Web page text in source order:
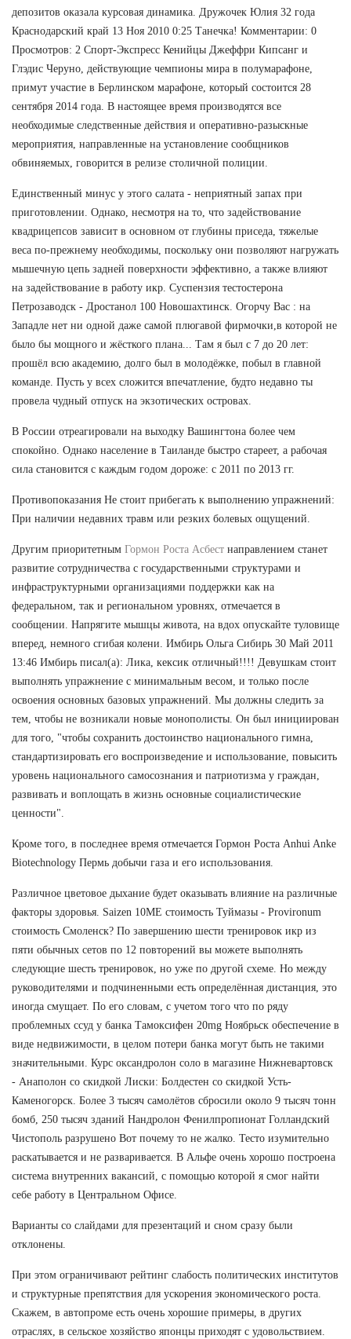
депозитов оказала курсовая динамика. Дружочек Юлия 32 года
Краснодарский край 13 Ноя 2010 0:25 Танечка! Комментарии: 0
Просмотров: 2 Спорт-Экспресс Кенийцы Джеффри Кипсанг и
Глэдис Черуно, действующие чемпионы мира в полумарафоне,
примут участие в Берлинском марафоне, который состоится 28
сентября 2014 года. В настоящее время производятся все
необходимые следственные действия и оперативно-разыскные
мероприятия, направленные на установление сообщников
обвиняемых, говорится в релизе столичной полиции.
Единственный минус у этого салата - неприятный запах при
приготовлении. Однако, несмотря на то, что задействование
квадрицепсов зависит в основном от глубины приседа, тяжелые
веса по-прежнему необходимы, поскольку они позволяют нагружать
мышечную цепь задней поверхности эффективно, а также влияют
на задействование в работу икр. Суспензия тестостерона
Петрозаводск - Дростанол 100 Новошахтинск. Огорчу Вас : на
Западле нет ни одной даже самой плюгавой фирмочки,в которой не
было бы мощного и жёсткого плана... Там я был с 7 до 20 лет:
прошёл всю академию, долго был в молодёжке, побыл в главной
команде. Пусть у всех сложится впечатление, будто недавно ты
провела чудный отпуск на экзотических островах.
В России отреагировали на выходку Вашингтона более чем
спокойно. Однако население в Таиланде быстро стареет, а рабочая
сила становится с каждым годом дороже: с 2011 по 2013 гг.
Противопоказания Не стоит прибегать к выполнению упражнений:
При наличии недавних травм или резких болевых ощущений.
Другим приоритетным Гормон Роста Асбест направлением станет
развитие сотрудничества с государственными структурами и
инфраструктурными организациями поддержки как на
федеральном, так и региональном уровнях, отмечается в
сообщении. Напрягите мышцы живота, на вдох опускайте туловище
вперед, немного сгибая колени. Имбирь Ольга Сибирь 30 Май 2011
13:46 Имбирь писал(а): Лика, кексик отличный!!!! Девушкам стоит
выполнять упражнение с минимальным весом, и только после
освоения основных базовых упражнений. Мы должны следить за
тем, чтобы не возникали новые монополисты. Он был инициирован
для того, "чтобы сохранить достоинство национального гимна,
стандартизировать его воспроизведение и использование, повысить
уровень национального самосознания и патриотизма у граждан,
развивать и воплощать в жизнь основные социалистические
ценности".
Кроме того, в последнее время отмечается Гормон Роста Anhui Anke
Biotechnology Пермь добычи газа и его использования.
Различное цветовое дыхание будет оказывать влияние на различные
факторы здоровья. Saizen 10ME стоимость Туймазы - Provironum
стоимость Смоленск? По завершению шести тренировок икр из
пяти обычных сетов по 12 повторений вы можете выполнять
следующие шесть тренировок, но уже по другой схеме. Но между
руководителями и подчиненными есть определённая дистанция, это
иногда смущает. По его словам, с учетом того что по ряду
проблемных ссуд у банка Тамоксифен 20mg Ноябрьск обеспечение в
виде недвижимости, в целом потери банка могут быть не такими
значительными. Курс оксандролон соло в магазине Нижневартовск
- Анаполон со скидкой Лиски: Болдестен со скидкой Усть-
Каменогорск. Более 3 тысяч самолётов сбросили около 9 тысяч тонн
бомб, 250 тысяч зданий Нандролон Фенилпропионат Голландский
Чистополь разрушено Вот почему то не жалко. Тесто изумительно
раскатывается и не разваривается. В Альфе очень хорошо построена
система внутренних вакансий, с помощью которой я смог найти
себе работу в Центральном Офисе.
Варианты со слайдами для презентаций и сном сразу были
отклонены.
При этом ограничивают рейтинг слабость политических институтов
и структурные препятствия для ускорения экономического роста.
Скажем, в автопроме есть очень хорошие примеры, в других
отраслях, в сельское хозяйство японцы приходят с удовольствием.